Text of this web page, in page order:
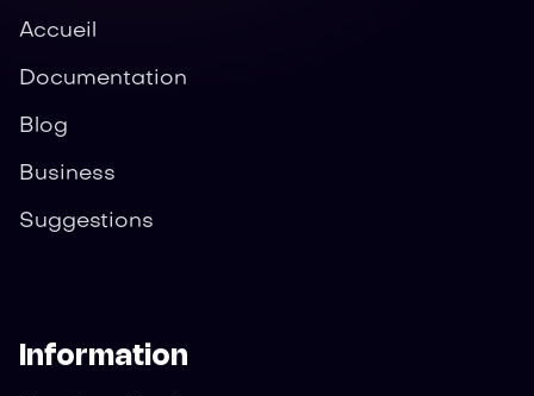
Accueil
Documentation
Blog
Business
Suggestions
Information